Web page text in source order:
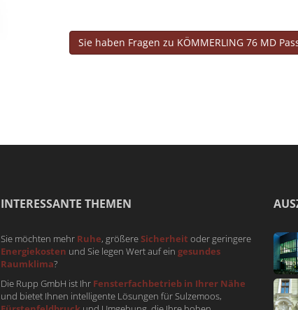
Sie haben Fragen zu KÖMMERLING 76 MD
INTERESSANTE THEMEN
Sie möchten mehr Ruhe, größereSicherheit oder geringere
Energiekosten und Sie legen Wert auf ein gesundes
Raumklima?
Die Rupp GmbH ist Ihr Fensterfachbetrieb in Ihrer Nähe
und bietet Ihnen intelligente Lösungen für Sulzemoos,